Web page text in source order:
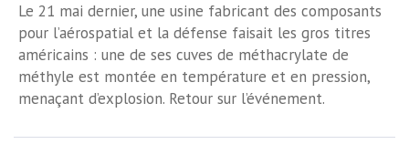
Le 21 mai dernier, une usine fabricant des composants
pour l’aérospatial et la défense faisait les gros titres
américains : une de ses cuves de méthacrylate de
méthyle est montée en température et en pression,
menaçant d’explosion. Retour sur l’événement.